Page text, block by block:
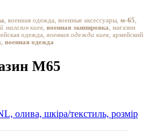
, военная одежда, военные аксессуары, м-65
магазин киев, военная экипировка , магазин
одежда, военная одежда киев, армейский
военная одежда
M65
олива, шкіра/текстиль, розмір